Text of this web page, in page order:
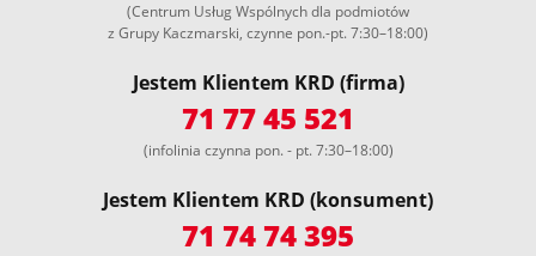
(Centrum Usług Wspólnych dla podmiotów
z Grupy Kaczmarski, czynne pon.-pt. 7:30–18:00)
Jestem Klientem KRD (firma)
71 77 45 521
(infolinia czynna pon. - pt. 7:30–18:00)
Jestem Klientem KRD (konsument)
71 74 74 395